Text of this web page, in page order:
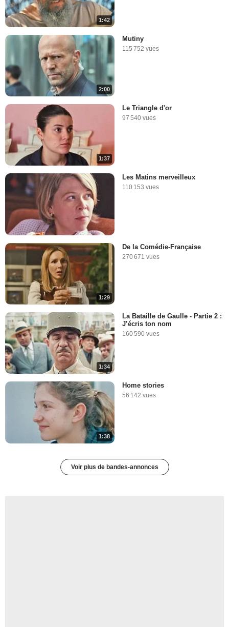
1:42
2:00
Mutiny
115 752 vues
1:37
Le Triangle d'or
97 540 vues
Les Matins merveilleux
110 153 vues
1:29
De la Comédie-Française
270 671 vues
1:34
La Bataille de Gaulle - Partie 2 :
J’écris ton nom
160 590 vues
1:38
Home stories
56 142 vues
Voir plus de bandes-annonces